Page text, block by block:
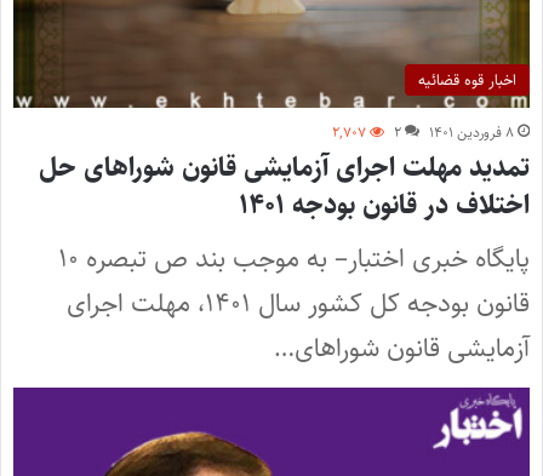
اخبار قوه قضائیه
۸ فروردین ۱۴۰۱ ۲ ۲,۷۰۷
تمدید مهلت اجرای آزمایشی قانون شوراهای حل
اختلاف در قانون بودجه ۱۴۰۱
پایگاه خبری اختبار– به موجب بند ص تبصره ۱۰
قانون بودجه کل کشور سال ۱۴۰۱، مهلت اجرای
آزمایشی قانون شوراهای…